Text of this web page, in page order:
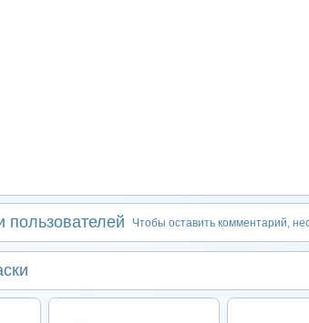
пользователей Чтобы оставить комментарий,